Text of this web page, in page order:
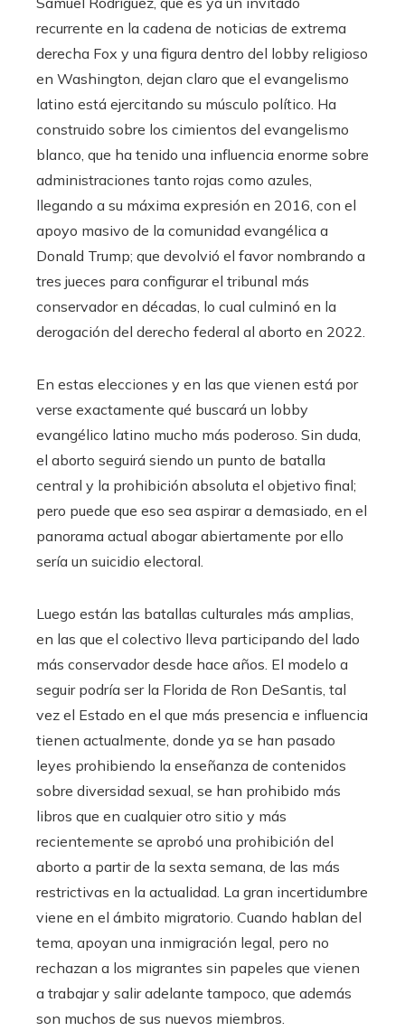
recurrente en la cadena de noticias de extrema
derecha Fox y una figura dentro del lobby religioso
en Washington, dejan claro que el evangelismo
latino está ejercitando su músculo político. Ha
construido sobre los cimientos del evangelismo
blanco, que ha tenido una influencia enorme sobre
administraciones tanto rojas como azules,
llegando a su máxima expresión en 2016, con el
apoyo masivo de la comunidad evangélica a
Donald Trump; que devolvió el favor nombrando a
tres jueces para configurar el tribunal más
conservador en décadas, lo cual culminó en la
derogación del derecho federal al aborto en 2022.
En estas elecciones y en las que vienen está por
verse exactamente qué buscará un lobby
evangélico latino mucho más poderoso. Sin duda,
el aborto seguirá siendo un punto de batalla
central y la prohibición absoluta el objetivo final;
pero puede que eso sea aspirar a demasiado, en el
panorama actual abogar abiertamente por ello
sería un suicidio electoral.
Luego están las batallas culturales más amplias,
en las que el colectivo lleva participando del lado
más conservador desde hace años. El modelo a
seguir podría ser la Florida de Ron DeSantis, tal
vez el Estado en el que más presencia e influencia
tienen actualmente, donde ya se han pasado
leyes prohibiendo la enseñanza de contenidos
sobre diversidad sexual, se han prohibido más
libros que en cualquier otro sitio y más
recientemente se aprobó una prohibición del
aborto a partir de la sexta semana, de las más
restrictivas en la actualidad. La gran incertidumbre
viene en el ámbito migratorio. Cuando hablan del
tema, apoyan una inmigración legal, pero no
rechazan a los migrantes sin papeles que vienen
a trabajar y salir adelante tampoco, que además
son muchos de sus nuevos miembros.